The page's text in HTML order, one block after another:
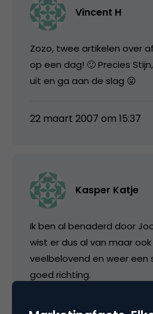
Vincent H
Zozo, twee artikelen over
op een dag! 🙂 Precies
uit en ga aan de slag 😛
22 maart 2007 om 15:37
Kasper Katje
Ik ben al benaderd door
wist er dus al van maar
veelbelovend en weer een
goed richting.